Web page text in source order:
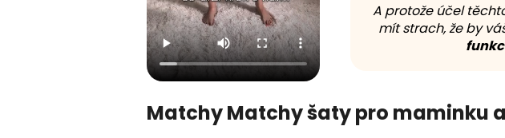
A protože účel
mít strach, že by
Matchy Matchy šaty pro maminku